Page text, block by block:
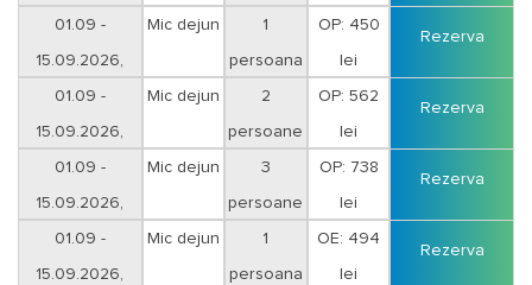
01.09 -
15.09.2026,
Mic dejun 1
persoana
OP: 450
lei
Rezerva
01.09 -
15.09.2026,
Mic dejun 2
persoane
OP: 562
lei
Rezerva
01.09 -
15.09.2026,
Mic dejun 3
persoane
OP: 738
lei
Rezerva
01.09 -
15.09.2026,
Mic dejun 1
persoana
OE: 494
lei
Rezerva